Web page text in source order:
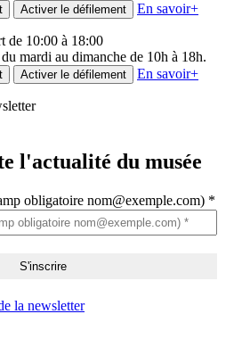
Activer le défilement En savoir+
de 10:00 à 18:00
mardi au dimanche de 10h à 18h.
Activer le défilement En savoir+
l'actualité du musée
obligatoire nom@exemple.com) *
la newsletter